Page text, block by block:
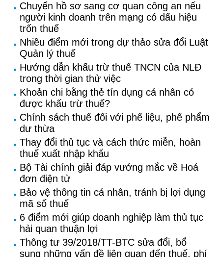
Chuyển hồ sơ sang cơ quan công an nếu
người kinh doanh trên mạng có dấu hiệu
trốn thuế
Nhiều điểm mới trong dự thảo sửa đổi Luật
Quản lý thuế
Hướng dẫn khấu trừ thuế TNCN của NLĐ
trong thời gian thử việc
Khoản chi bằng thẻ tín dụng cá nhân có
được khấu trừ thuế?
Chính sách thuế đối với phế liệu, phế phẩm
dư thừa
Thay đổi thủ tục và cách thức miễn, hoàn
thuế xuất nhập khẩu
Bộ Tài chính giải đáp vướng mắc về Hoá
đơn điện tử
Bảo vệ thông tin cá nhân, tránh bị lợi dụng
mã số thuế
6 điểm mới giúp doanh nghiệp làm thủ tục
hải quan thuận lợi
Thông tư 39/2018/TT-BTC sửa đổi, bổ
sung những vấn đề liên quan đến thuế, phí